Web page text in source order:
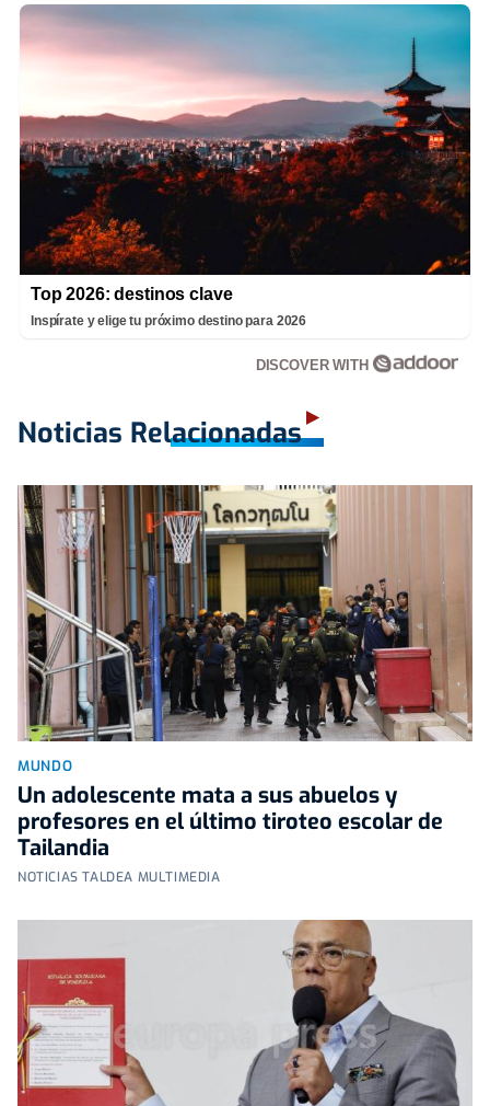
Top 2026: destinos clave
Inspírate y elige tu próximo destino para 2026
DISCOVER WITH
Noticias Relacionadas
MUNDO
Un adolescente mata a sus abuelos y
profesores en el último tiroteo escolar de
Tailandia
NOTICIAS TALDEA MULTIMEDIA